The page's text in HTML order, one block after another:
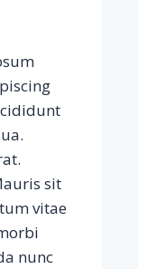
sit
vitae
nunc